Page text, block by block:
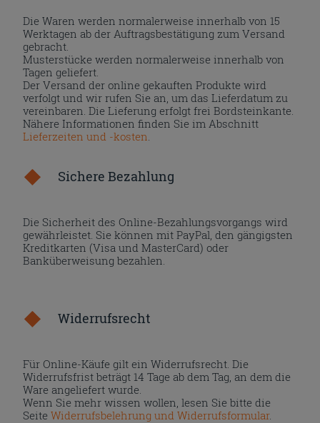
Die Waren werden normalerweise innerhalb von 15
Werktagen ab der Auftragsbestätigung zum Versand
gebracht.
Musterstücke werden normalerweise innerhalb von
Tagen geliefert.
Der Versand der online gekauften Produkte wird
verfolgt und wir rufen Sie an, um das Lieferdatum zu
vereinbaren. Die Lieferung erfolgt frei Bordsteinkante.
Nähere Informationen finden Sie im Abschnitt
Lieferzeiten und -kosten
Sichere Bezahlung
Die Sicherheit des Online-Bezahlungsvorgangs wird
gewährleistet. Sie können mit PayPal, den gängigsten
Kreditkarten (Visa und MasterCard) oder
Banküberweisung bezahlen.
Widerrufsrecht
Für Online-Käufe gilt ein Widerrufsrecht. Die
Widerrufsfrist beträgt 14 Tage ab dem Tag, an dem die
Ware angeliefert wurde.
Wenn Sie mehr wissen wollen, lesen Sie bitte die
SeiteWiderrufsbelehrung und Widerrufsformular.